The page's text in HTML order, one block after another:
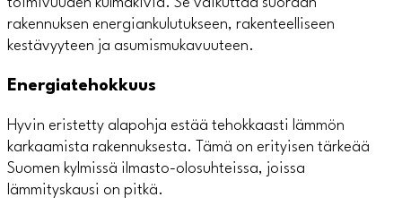
toimivuuden kulmakiviä. Se vaikuttaa suoraan
rakennuksen energiankulutukseen, rakenteelliseen
kestävyyteen ja asumismukavuuteen.
Energiatehokkuus
Hyvin eristetty alapohja estää tehokkaasti lämmön
karkaamista rakennuksesta. Tämä on erityisen tärkeää
Suomen kylmissä ilmasto-olosuhteissa, joissa
lämmityskausi on pitkä.